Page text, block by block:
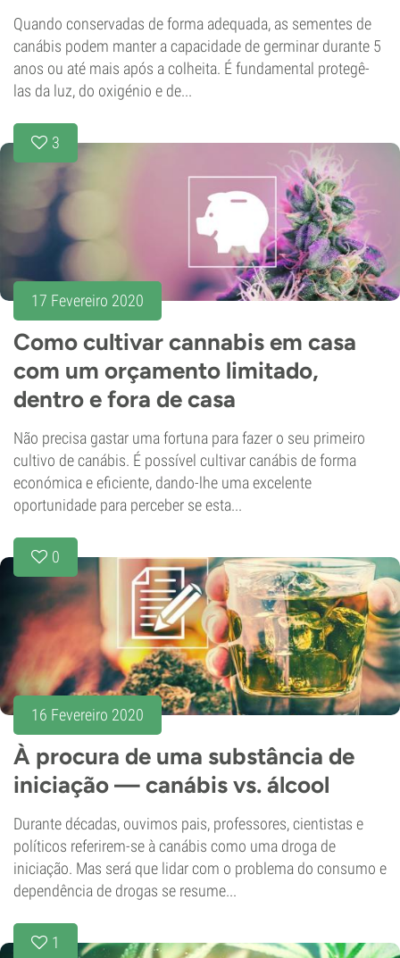
Quando conservadas de forma adequada, as sementes de
canábis podem manter a capacidade de germinar durante 5
anos ou até mais após a colheita. É fundamental protegê-
las da luz, do oxigénio e de...
3
17 Fevereiro 2020
Como cultivar cannabis em casa
com um orçamento limitado,
dentro e fora de casa
Não precisa gastar uma fortuna para fazer o seu primeiro
cultivo de canábis. É possível cultivar canábis de forma
económica e eficiente, dando-lhe uma excelente
oportunidade para perceber se esta...
0
16 Fevereiro 2020
À procura de uma substância de
iniciação — canábis vs. álcool
Durante décadas, ouvimos pais, professores, cientistas e
políticos referirem-se à canábis como uma droga de
iniciação. Mas será que lidar com o problema do consumo e
dependência de drogas se resume...
1